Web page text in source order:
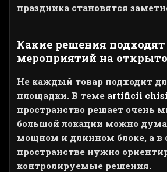
праздника становятся
Какие решения
мероприятий на
Не каждый товар подходит
площадки. В теме artificii
пространство решает очень
большой локации можно
мощном и длинном блоке, а в
пространстве нужно
контролируемые решения.